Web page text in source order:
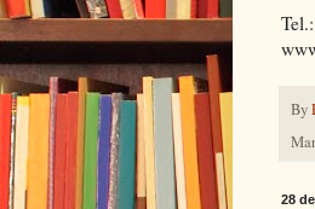
By
28